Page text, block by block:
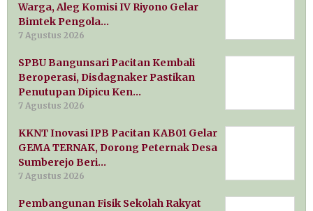
Warga, Aleg Komisi IV Riyono Gelar
Bimtek Pengola…
7 Agustus 2026
SPBU Bangunsari Pacitan Kembali
Beroperasi, Disdagnaker Pastikan
Penutupan Dipicu Ken…
7 Agustus 2026
KKNT Inovasi IPB Pacitan KAB01 Gelar
GEMA TERNAK, Dorong Peternak Desa
Sumberejo Beri…
7 Agustus 2026
Pembangunan Fisik Sekolah Rakyat